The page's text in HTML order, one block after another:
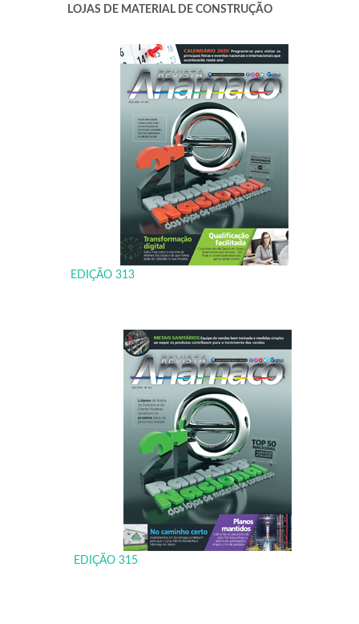
LOJAS DE MATERIAL DE CONSTRUÇÃO
EDIÇÃO 313
EDIÇÃO 315